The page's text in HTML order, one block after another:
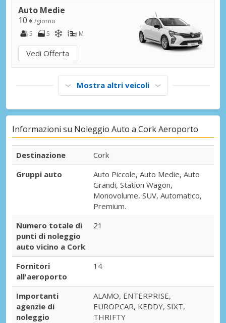
Auto Medie
10 € /giorno
5
5 M
Vedi Offerta
Mostra altri veicoli
Informazioni su Noleggio Auto a Cork Aeroporto
Destinazione
Cork
Gruppi auto
Auto Piccole, Auto Medie, Auto
Grandi, Station Wagon,
Monovolume, SUV, Automatico,
Premium.
Numero totale di
punti di noleggio
auto vicino a Cork
21
Fornitori
all'aeroporto
14
Importanti
agenzie di
noleggio
ALAMO, ENTERPRISE,
EUROPCAR, KEDDY, SIXT,
THRIFTY